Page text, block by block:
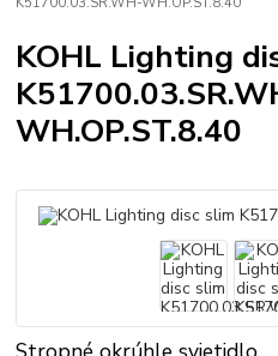
KOHL Lighting
WH.OP.ST.8.40